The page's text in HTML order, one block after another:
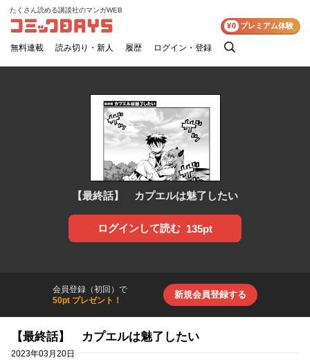
コミックDAYS
たくさん読める講談社のマンガWEB
無料連載 読み切り・新人 履歴 ログイン・登録
検
¥0 プレミアム体験
【最終話】 カプエルは魅了したい
ログインして読む 135pt
会員登録（初回）で
50pt プレゼント！
新規会員登録する
【最終話】 カプエルは魅了したい
2023年03月20日